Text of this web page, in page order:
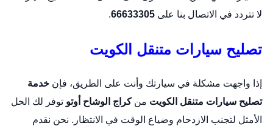
لا تتردد في الاتصال بنا على 66633305
.
تصليح سيارات متنقل الكويت
إذا واجهت مشكلة في سيارتك وأنت على الطريق، فإن خدمة
تصليح سيارات متنقل الكويت منكراج الوشاح أوتو توفر لك الحل
الأمثل لتجنب الازدحام وضياع الوقت في الانتظار. نحن نقدم